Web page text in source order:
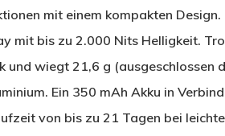
mit einem kompakten
mit bis zu 2.000 Nits Helligkeit.
und wiegt 21,6 g (ausgeschlossen
Ein 350 mAh Akku in
von bis zu 21 Tagen bei